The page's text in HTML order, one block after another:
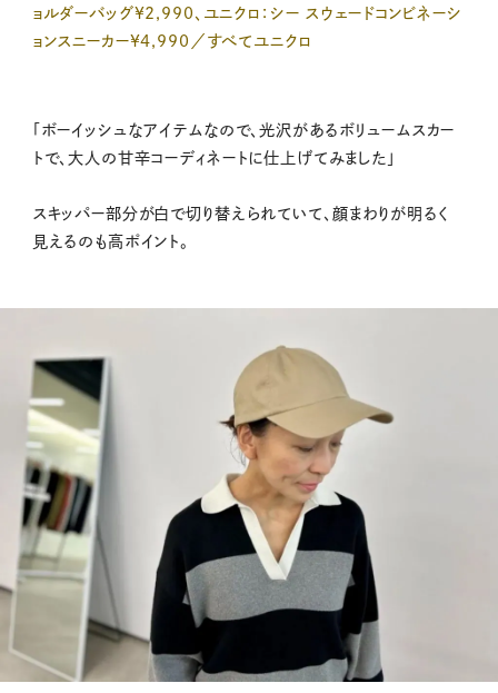
ョルダーバッグ¥2,990、ユニクロ：シー スウェードコンビネーシ
ョンスニーカー¥4,990／すべてユニクロ
「ボーイッシュなアイテムなので、光沢があるボリュームスカー
トで、大人の甘辛コーディネートに仕上げてみました」
スキッパー部分が白で切り替えられていて、顔まわりが明るく
見えるのも高ポイント。